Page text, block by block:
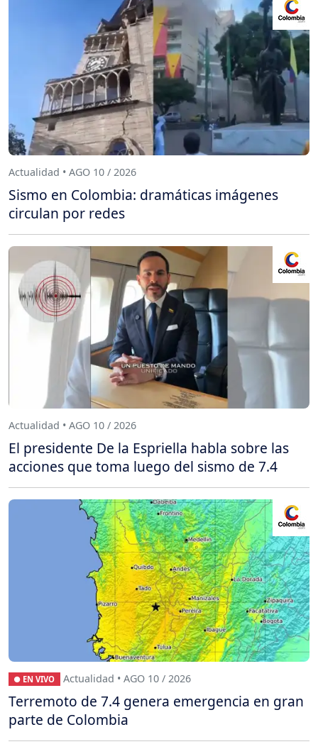
Actualidad • AGO 10 / 2026
Sismo en Colombia: dramáticas imágenes
circulan por redes
Actualidad • AGO 10 / 2026
El presidente De la Espriella habla sobre las
acciones que toma luego del sismo de 7.4
● EN VIVO Actualidad • AGO 10 / 2026
Terremoto de 7.4 genera emergencia en gran
parte de Colombia